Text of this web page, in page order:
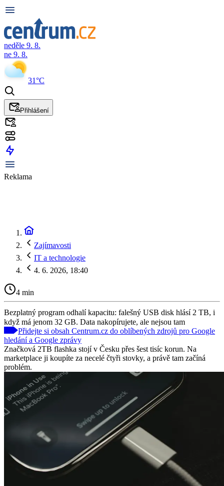
neděle 9. 8.
ne 9. 8.
31°C
Přihlášení
Reklama
Zajímavosti
IT a technologie
4. 6. 2026, 18:40
4 min
Bezplatný program odhalí kapacitu: falešný USB disk hlásí 2 TB, i
když má jenom 32 GB. Data nakopírujete, ale nejsou tam
Přidejte si obsah Centrum.cz do oblíbených zdrojů pro Google
hledání a Google zprávy
Značková 2TB flashka stojí v Česku přes šest tisíc korun. Na
marketplace ji koupíte za necelé čtyři stovky, a právě tam začíná
problém.